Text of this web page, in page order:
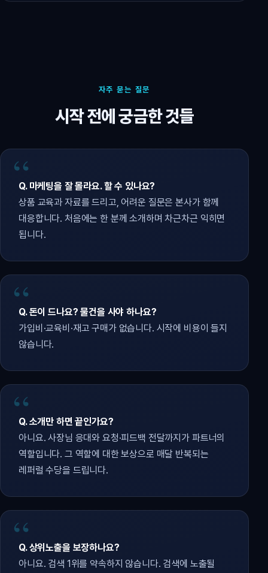
자주 묻는 질문
시작 전에 궁금한 것들
Q. 마케팅을 잘 몰라요. 할 수 있나요?
상품 교육과 자료를 드리고, 어려운 질문은 본사가 함께
대응합니다. 처음에는 한 분께 소개하며 차근차근 익히면
됩니다.
Q. 돈이 드나요? 물건을 사야 하나요?
가입비·교육비·재고 구매가 없습니다. 시작에 비용이 들지
않습니다.
Q. 소개만 하면 끝인가요?
아니요. 사장님 응대와 요청·피드백 전달까지가 파트너의
역할입니다. 그 역할에 대한 보상으로 매달 반복되는
레퍼럴 수당을 드립니다.
Q. 상위노출을 보장하나요?
아니요. 검색 1위를 약속하지 않습니다. 검색에 노출될